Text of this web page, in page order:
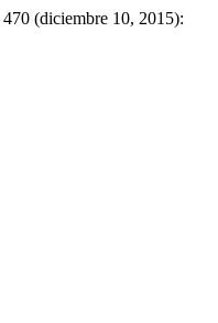
470 (diciembre 10, 2015):